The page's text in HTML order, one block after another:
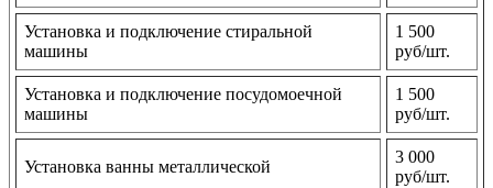
Установка и подключение стиральной
машины
1 500
руб/шт.
Установка и подключение посудомоечной
машины
1 500
руб/шт.
Установка ванны металлической
3 000
руб/шт.